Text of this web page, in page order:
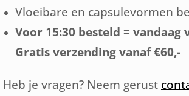
Vloeibare en capsulevormen
Voor 15:30 besteld = vandaag
Gratis verzending vanaf €60,-
Heb je vragen? Neem gerust